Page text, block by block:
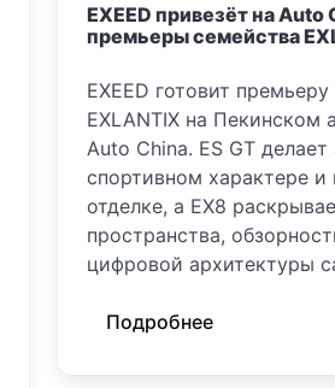
EXEED привезёт на Auto
премьеры семейства
EXEED готовит
EXLANTIX на Пекинском
Auto China. ES GT делает
спортивном характере и
отделке, а EX8
пространства,
цифровой архитектуры
Подробнее